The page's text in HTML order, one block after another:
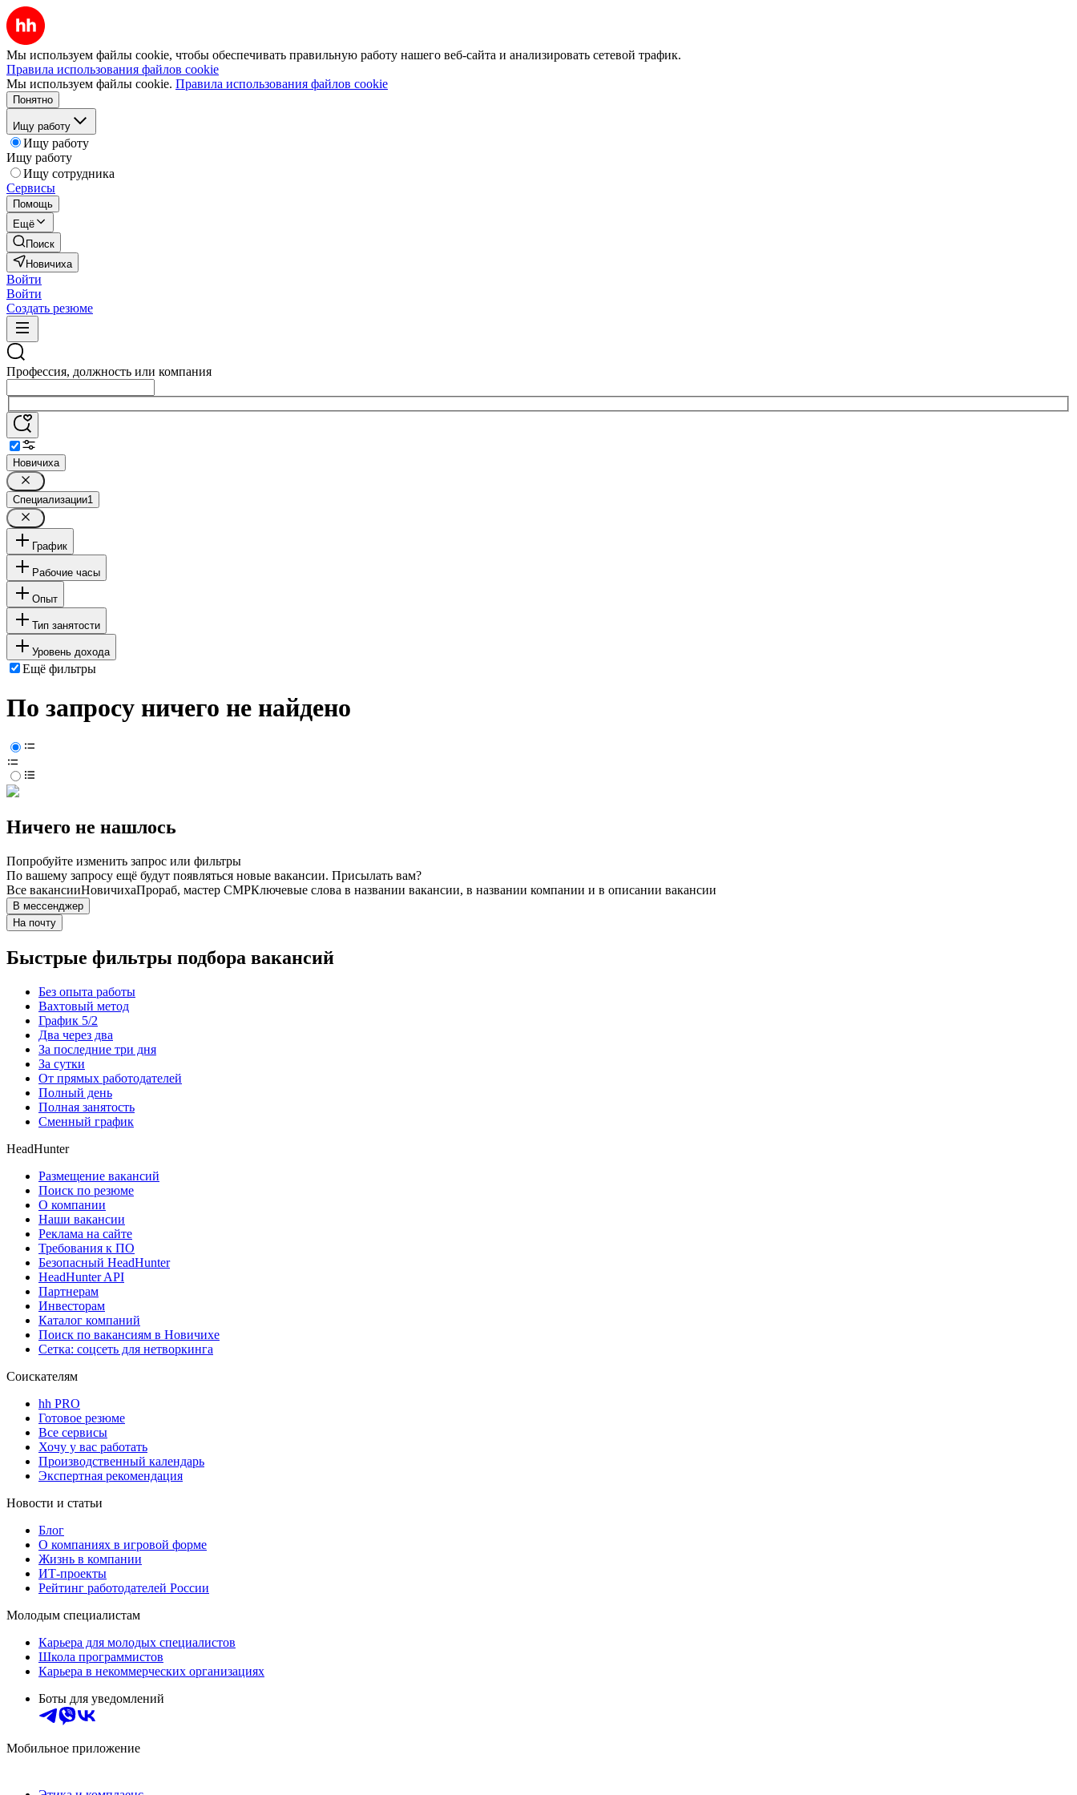
Мы используем файлы cookie, чтобы обеспечивать правильную работу нашего веб-сайта и анализировать сетевой трафик.
Правила использования файлов cookie
Мы используем файлы cookie. Правила использования файлов cookie
Понятно
Ищу работу
Ищу работу
Ищу работу
Ищу сотрудника
Сервисы
Помощь
Ещё
Поиск
Новичиха
Войти
Войти
Создать резюме
Профессия, должность или компания
Новичиха
Специализации1
График
Рабочие часы
Опыт
Тип занятости
Уровень дохода
Ещё фильтры
По запросу ничего не найдено
Ничего не нашлось
Попробуйте изменить запрос или фильтры
По вашему запросу ещё будут появляться новые вакансии. Присылать вам?
Все вакансииНовичихаПрораб, мастер СМРКлючевые слова в названии вакансии, в названии компании и в описании вакансии
В мессенджер
На почту
Быстрые фильтры подбора вакансий
Без опыта работы
Вахтовый метод
График 5/2
Два через два
За последние три дня
За сутки
От прямых работодателей
Полный день
Полная занятость
Сменный график
HeadHunter
Размещение вакансий
Поиск по резюме
О компании
Наши вакансии
Реклама на сайте
Требования к ПО
Безопасный HeadHunter
HeadHunter API
Партнерам
Инвесторам
Каталог компаний
Поиск по вакансиям в Новичихе
Сетка: соцсеть для нетворкинга
Соискателям
hh PRO
Готовое резюме
Все сервисы
Хочу у вас работать
Производственный календарь
Экспертная рекомендация
Новости и статьи
Блог
О компаниях в игровой форме
Жизнь в компании
ИТ-проекты
Рейтинг работодателей России
Молодым специалистам
Карьера для молодых специалистов
Школа программистов
Карьера в некоммерческих организациях
Боты для уведомлений
Мобильное приложение